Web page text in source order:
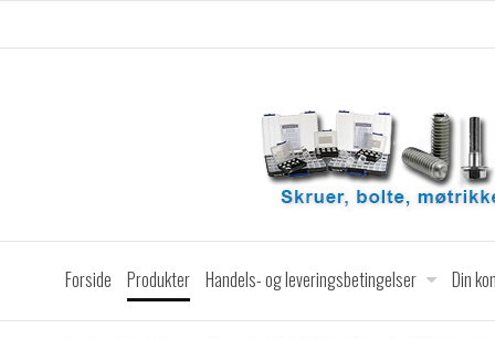
Forside Produkter Handels- og leveringsbetingelser Din